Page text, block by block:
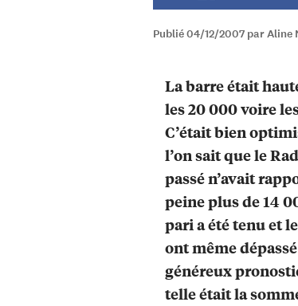
Publié 04/12/2007 par Aline
La barre était
les 20 000 voire
C’était bien
l’on sait que le
passé n’avait
peine plus de 14
pari a été tenu et
ont même
généreux
telle était la